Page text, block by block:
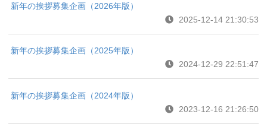
新年の挨拶募集企画（2026年版）
2025-12-14 21:30:53
新年の挨拶募集企画（2025年版）
2024-12-29 22:51:47
新年の挨拶募集企画（2024年版）
2023-12-16 21:26:50